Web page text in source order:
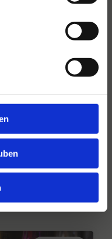
1947